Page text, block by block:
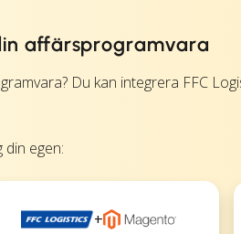
affärsprogramvara
Du kan integrera FFC
din egen:
+